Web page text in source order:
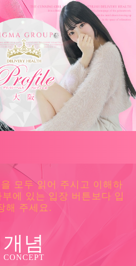
모두 읽어 주시고 이해하
에 있는 입장 버튼보다 입
해 주세요.
개념
CONCEPT